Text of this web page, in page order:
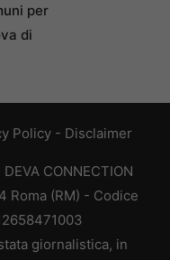
per
di
Policy - Disclaimer
CONNECTION
Roma (RM) - Codice
giornalistica, in